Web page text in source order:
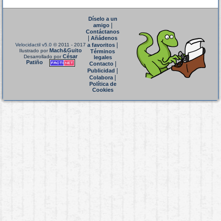
Velocidactil v5.0 © 2011 - 2017
Ilustrado porMach&Guito
Desarrollado porCésar
Patiño
Díselo a un
amigo|
Contáctanos
Añádenos
a favoritos
Términos
legales
Contacto|
Publicidad
Colabora|
Política de
Cookies